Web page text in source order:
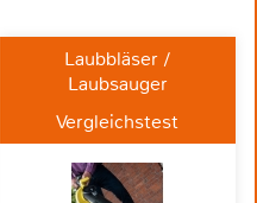
Laubbläser /
Laubsauger
Vergleichstest